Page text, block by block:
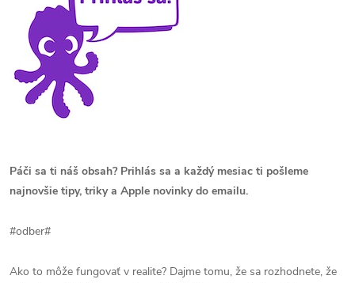
Páči sa ti náš obsah? Prihlás sa a každý mesiac ti pošleme
najnovšie tipy, triky a Apple novinky do emailu.
#odber#
Ako to môže fungovať v realite? Dajme tomu, že sa rozhodnete, že